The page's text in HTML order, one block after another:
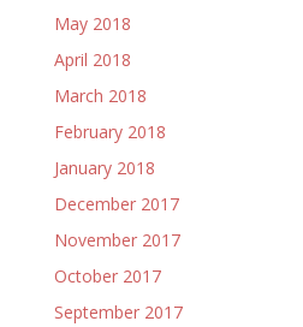
May 2018
April 2018
March 2018
February 2018
January 2018
December 2017
November 2017
October 2017
September 2017